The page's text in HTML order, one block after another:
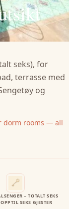
seks), for
terrasse med
og
dorm rooms — all
– TOTALT SEKS
SEKS GJESTER